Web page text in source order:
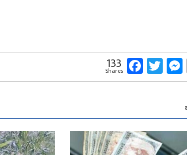
133
Shares